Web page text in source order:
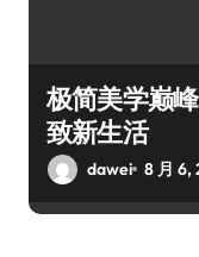
极简美学巅
致新生活
dawei 8 月 6,